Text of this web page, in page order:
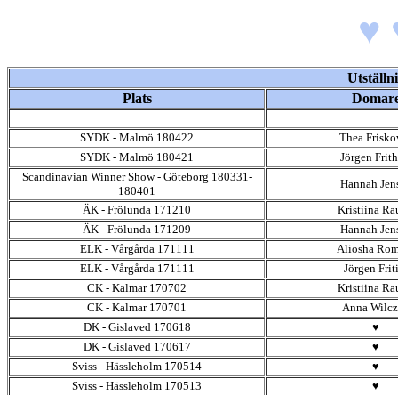
♥
Plats
SYDK - Malmö 180422
Thea
SYDK - Malmö 180421
Jörgen
Scandinavian Winner Show - Göteborg 180331-
180401
Hannah
ÄK - Frölunda 171210
Kristiina
ÄK - Frölunda 171209
Hannah
ELK - Vårgårda 171111
Aliosha
ELK - Vårgårda 171111
Jörgen
CK - Kalmar 170702
Kristiina
CK - Kalmar 170701
Anna
DK - Gislaved 170618
♥
DK - Gislaved 170617
♥
Sviss - Hässleholm 170514
♥
Sviss - Hässleholm 170513
♥